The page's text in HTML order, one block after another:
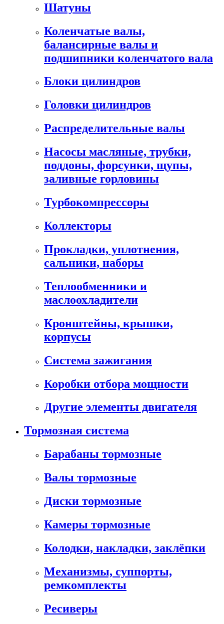
Шатуны
Коленчатые валы,
балансирные валы и
подшипники коленчатого вала
Блоки цилиндров
Головки цилиндров
Распределительные валы
Насосы масляные, трубки,
поддоны, форсунки, щупы,
заливные горловины
Турбокомпрессоры
Коллекторы
Прокладки, уплотнения,
сальники, наборы
Теплообменники и
маслоохладители
Кронштейны, крышки,
корпусы
Cистема зажигания
Коробки отбора мощности
Другие элементы двигателя
Тормозная система
Барабаны тормозные
Валы тормозные
Диски тормозные
Камеры тормозные
Колодки, накладки, заклёпки
Механизмы, суппорты,
ремкомплекты
Ресиверы